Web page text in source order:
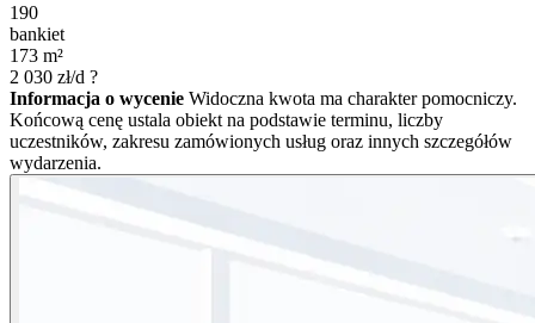
190
bankiet
173 m²
2 030 zł/d ?
Informacja o wycenie Widoczna kwota ma charakter pomocniczy.
Końcową cenę ustala obiekt na podstawie terminu, liczby
uczestników, zakresu zamówionych usług oraz innych szczegółów
wydarzenia.